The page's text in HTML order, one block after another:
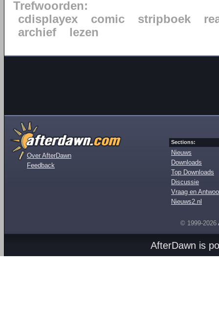
Trefwoorden:
cdisplayex
comic stripboek
archief
lezen
Over AfterDawn
Feedback
Sections:
Nieuws
Downloads
Top Downloads
Discussie
Vraag en
Nieuws2.nl
© 1999-2026
AfterDawn is